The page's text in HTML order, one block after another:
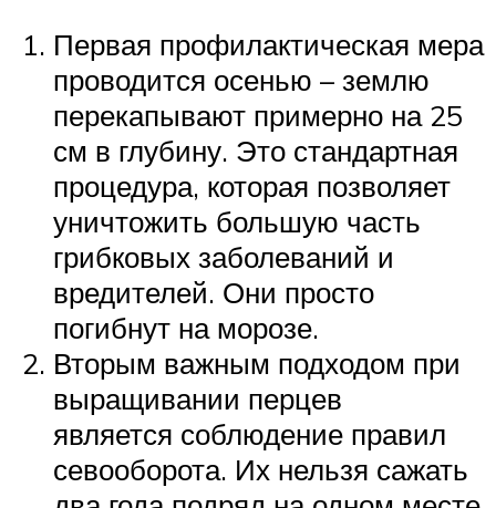
Первая профилактическая мера
проводится осенью – землю
перекапывают примерно на 25
см в глубину. Это стандартная
процедура, которая позволяет
уничтожить большую часть
грибковых заболеваний и
вредителей. Они просто
погибнут на морозе.
Вторым важным подходом при
выращивании перцев
является соблюдение правил
севооборота. Их нельзя сажать